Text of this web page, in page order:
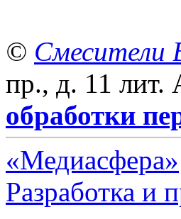
© Смесители
пр., д. 11 лит.
обработки
«Медиасфера»
Разработка и